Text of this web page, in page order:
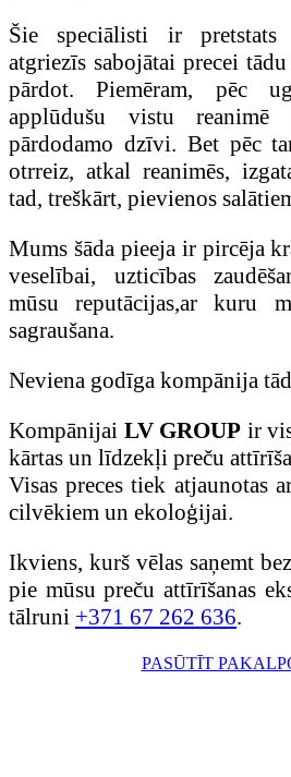
Šie speciālisti ir
atgriezīs sabojātai precei
pārdot. Piemēram, pēc
applūdušu vistu
pārdodamo dzīvi. Bet pēc
otrreiz, atkal reanimēs,
tad, treškārt, pievienos
Mums šāda pieeja ir pircēja
veselībai, uzticības
mūsu reputācijas,ar kuru
sagraušana.
Neviena godīga kompānija
Kompānijai LV GROUP ir
kārtas un līdzekļi preču
Visas preces tiek atjaunotas
cilvēkiem un ekoloģijai.
Ikviens, kurš vēlas saņemt
pie mūsu preču attīrīšanas
tālruni +371 67 262 636.
PASŪTĪT